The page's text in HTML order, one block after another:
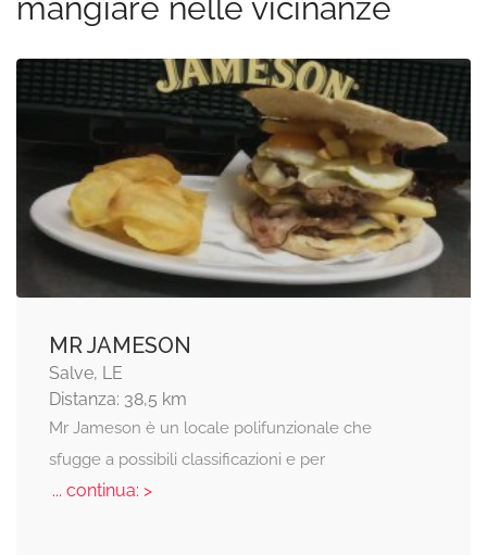
mangiare nelle vicinanze
MR JAMESON
Salve, LE
Distanza: 38,5 km
Mr Jameson è un locale polifunzionale che
sfugge a possibili classificazioni e per
... continua: >